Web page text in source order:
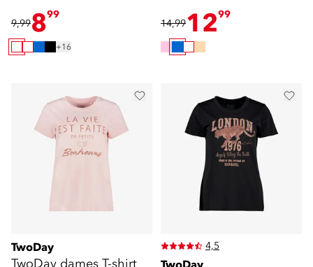
9,99899
+16
donkerblauw
14,991299
TwoDay
TwoDay dames T-shirt
4,5
TwoDay